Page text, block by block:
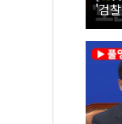
'검
미나